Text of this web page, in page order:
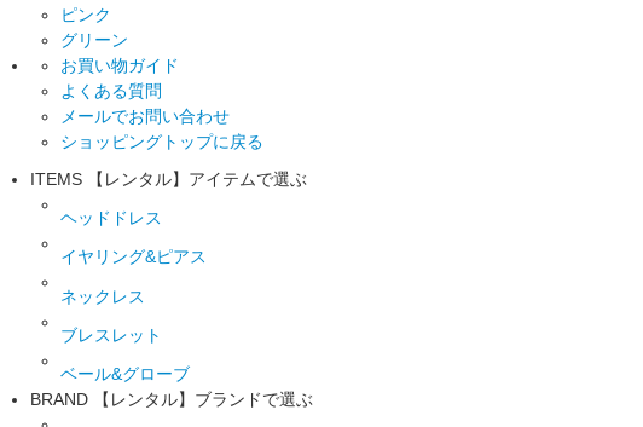
ピンク
グリーン
お買い物ガイド
よくある質問
メールでお問い合わせ
ショッピングトップに戻る
ITEMS
【レンタル】アイテムで選ぶ
ヘッドドレス
イヤリング&ピアス
ネックレス
ブレスレット
ベール&グローブ
BRAND
【レンタル】ブランドで選ぶ